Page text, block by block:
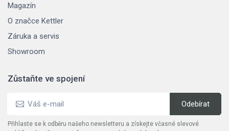
Magazín
O značce Kettler
Záruka a servis
Showroom
Zůstaňte ve spojení
Přihlaste se k odběru našeho newsletteru a získejte včasné slevové